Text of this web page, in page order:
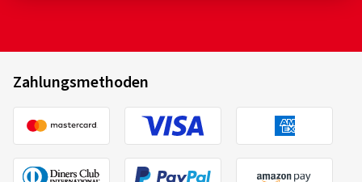
Zahlungsmethoden